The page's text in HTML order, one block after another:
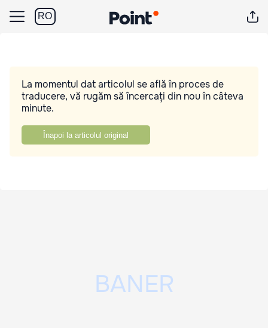
RO
La momentul dat articolul se află în proces de
traducere, vă rugăm să încercați din nou în câteva
minute.
Înapoi la articolul original